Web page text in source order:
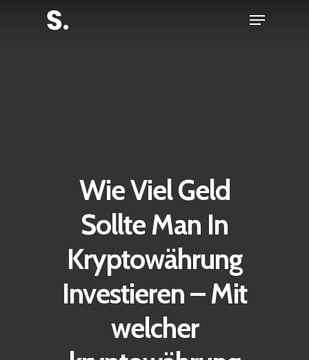
Menu
Wie Viel Geld
Sollte Man In
Kryptowährung
Investieren – Mit
welcher